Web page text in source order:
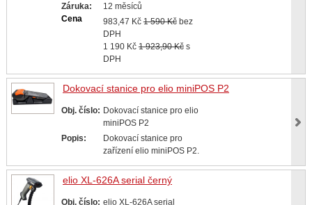
Záruka:
12 měsíců
Cena
983,47 Kč 1 590 Kčbez
DPH
1 190 Kč 1 923,90 Kčs
DPH
Dokovací stanice pro elio miniPOS P2
Obj. číslo: Dokovací stanice pro elio
miniPOS P2
Popis:
Dokovací stanice pro
zařízení elio miniPOS P2.
elio XL-626A serial černý
Obj. číslo: elio XL-626A serial